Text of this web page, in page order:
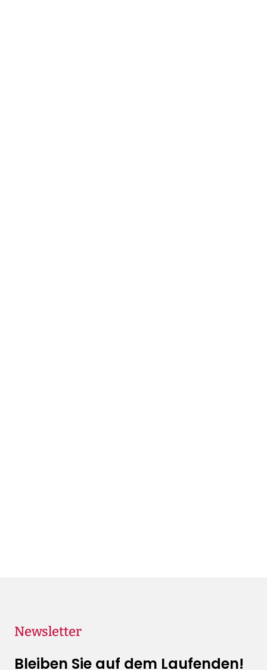
Newsletter
Bleiben Sie auf dem Laufenden!